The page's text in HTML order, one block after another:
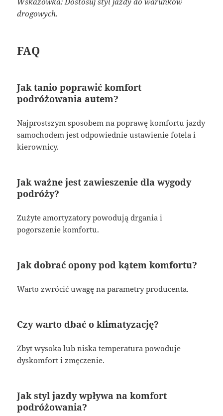
drogowych.
FAQ
Jak tanio poprawić komfort
podróżowania autem?
Najprostszym sposobem na poprawę komfortu jazdy
samochodem jest odpowiednie ustawienie fotela i
kierownicy.
Jak ważne jest zawieszenie dla wygody
podróży?
Zużyte amortyzatory powodują drgania i
pogorszenie komfortu.
Jak dobrać opony pod kątem komfortu?
Warto zwrócić uwagę na parametry producenta.
Czy warto dbać o klimatyzację?
Zbyt wysoka lub niska temperatura powoduje
dyskomfort i zmęczenie.
Jak styl jazdy wpływa na komfort
podróżowania?